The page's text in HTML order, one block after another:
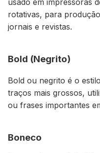
rotativas, para
jornais e revistas.
Bold (Negrito)
Bold ou negrito é o
traços mais grossos,
ou frases importantes
Boneco